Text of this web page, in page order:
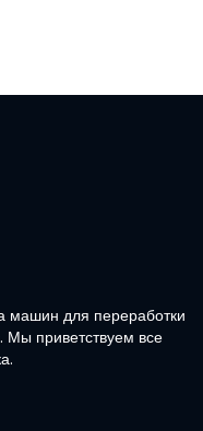
машин для переработки
приветствуем все